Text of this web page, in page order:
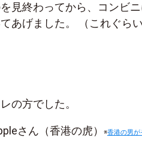
見終わってから、コンビ
あげました。 （これぐらい
の方でした。
さん（香港の虎） ※香港の男が